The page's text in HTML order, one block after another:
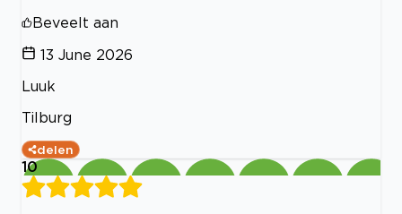
Beveelt aan
13 June 2026
Luuk
Tilburg
delen
10